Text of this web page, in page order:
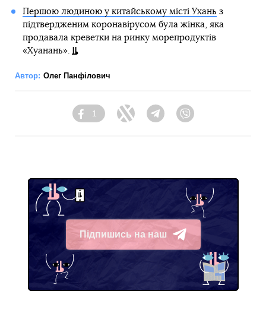
Першою людиною у китайському місті Ухань з
підтвердженим коронавірусом була жінка, яка
продавала креветки на ринку морепродуктів
«Хуанань».
Автор: Олег Панфілович
Facebook
1
Twitter TelegramViber
Підпишись на наш
Telegram